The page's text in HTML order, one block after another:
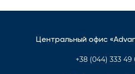
Центральный офис
+38 (044) 333 49